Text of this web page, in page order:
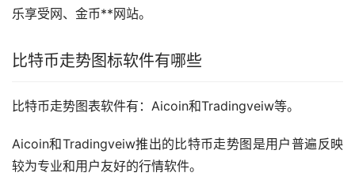
乐享受网、金币**网站。
比特币走势图标软件有哪些
比特币走势图表软件有：Aicoin和Tradingveiw等。
Aicoin和Tradingveiw推出的比特币走势图是用户普遍反映
较为专业和用户友好的行情软件。